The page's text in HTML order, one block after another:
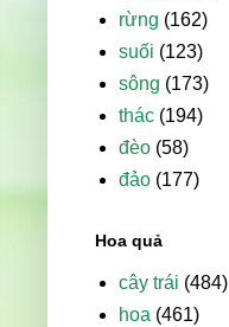
rừng (162)
suối (123)
sông (173)
thác (194)
đèo (58)
đảo (177)
Hoa quả
cây trái (484)
hoa (461)